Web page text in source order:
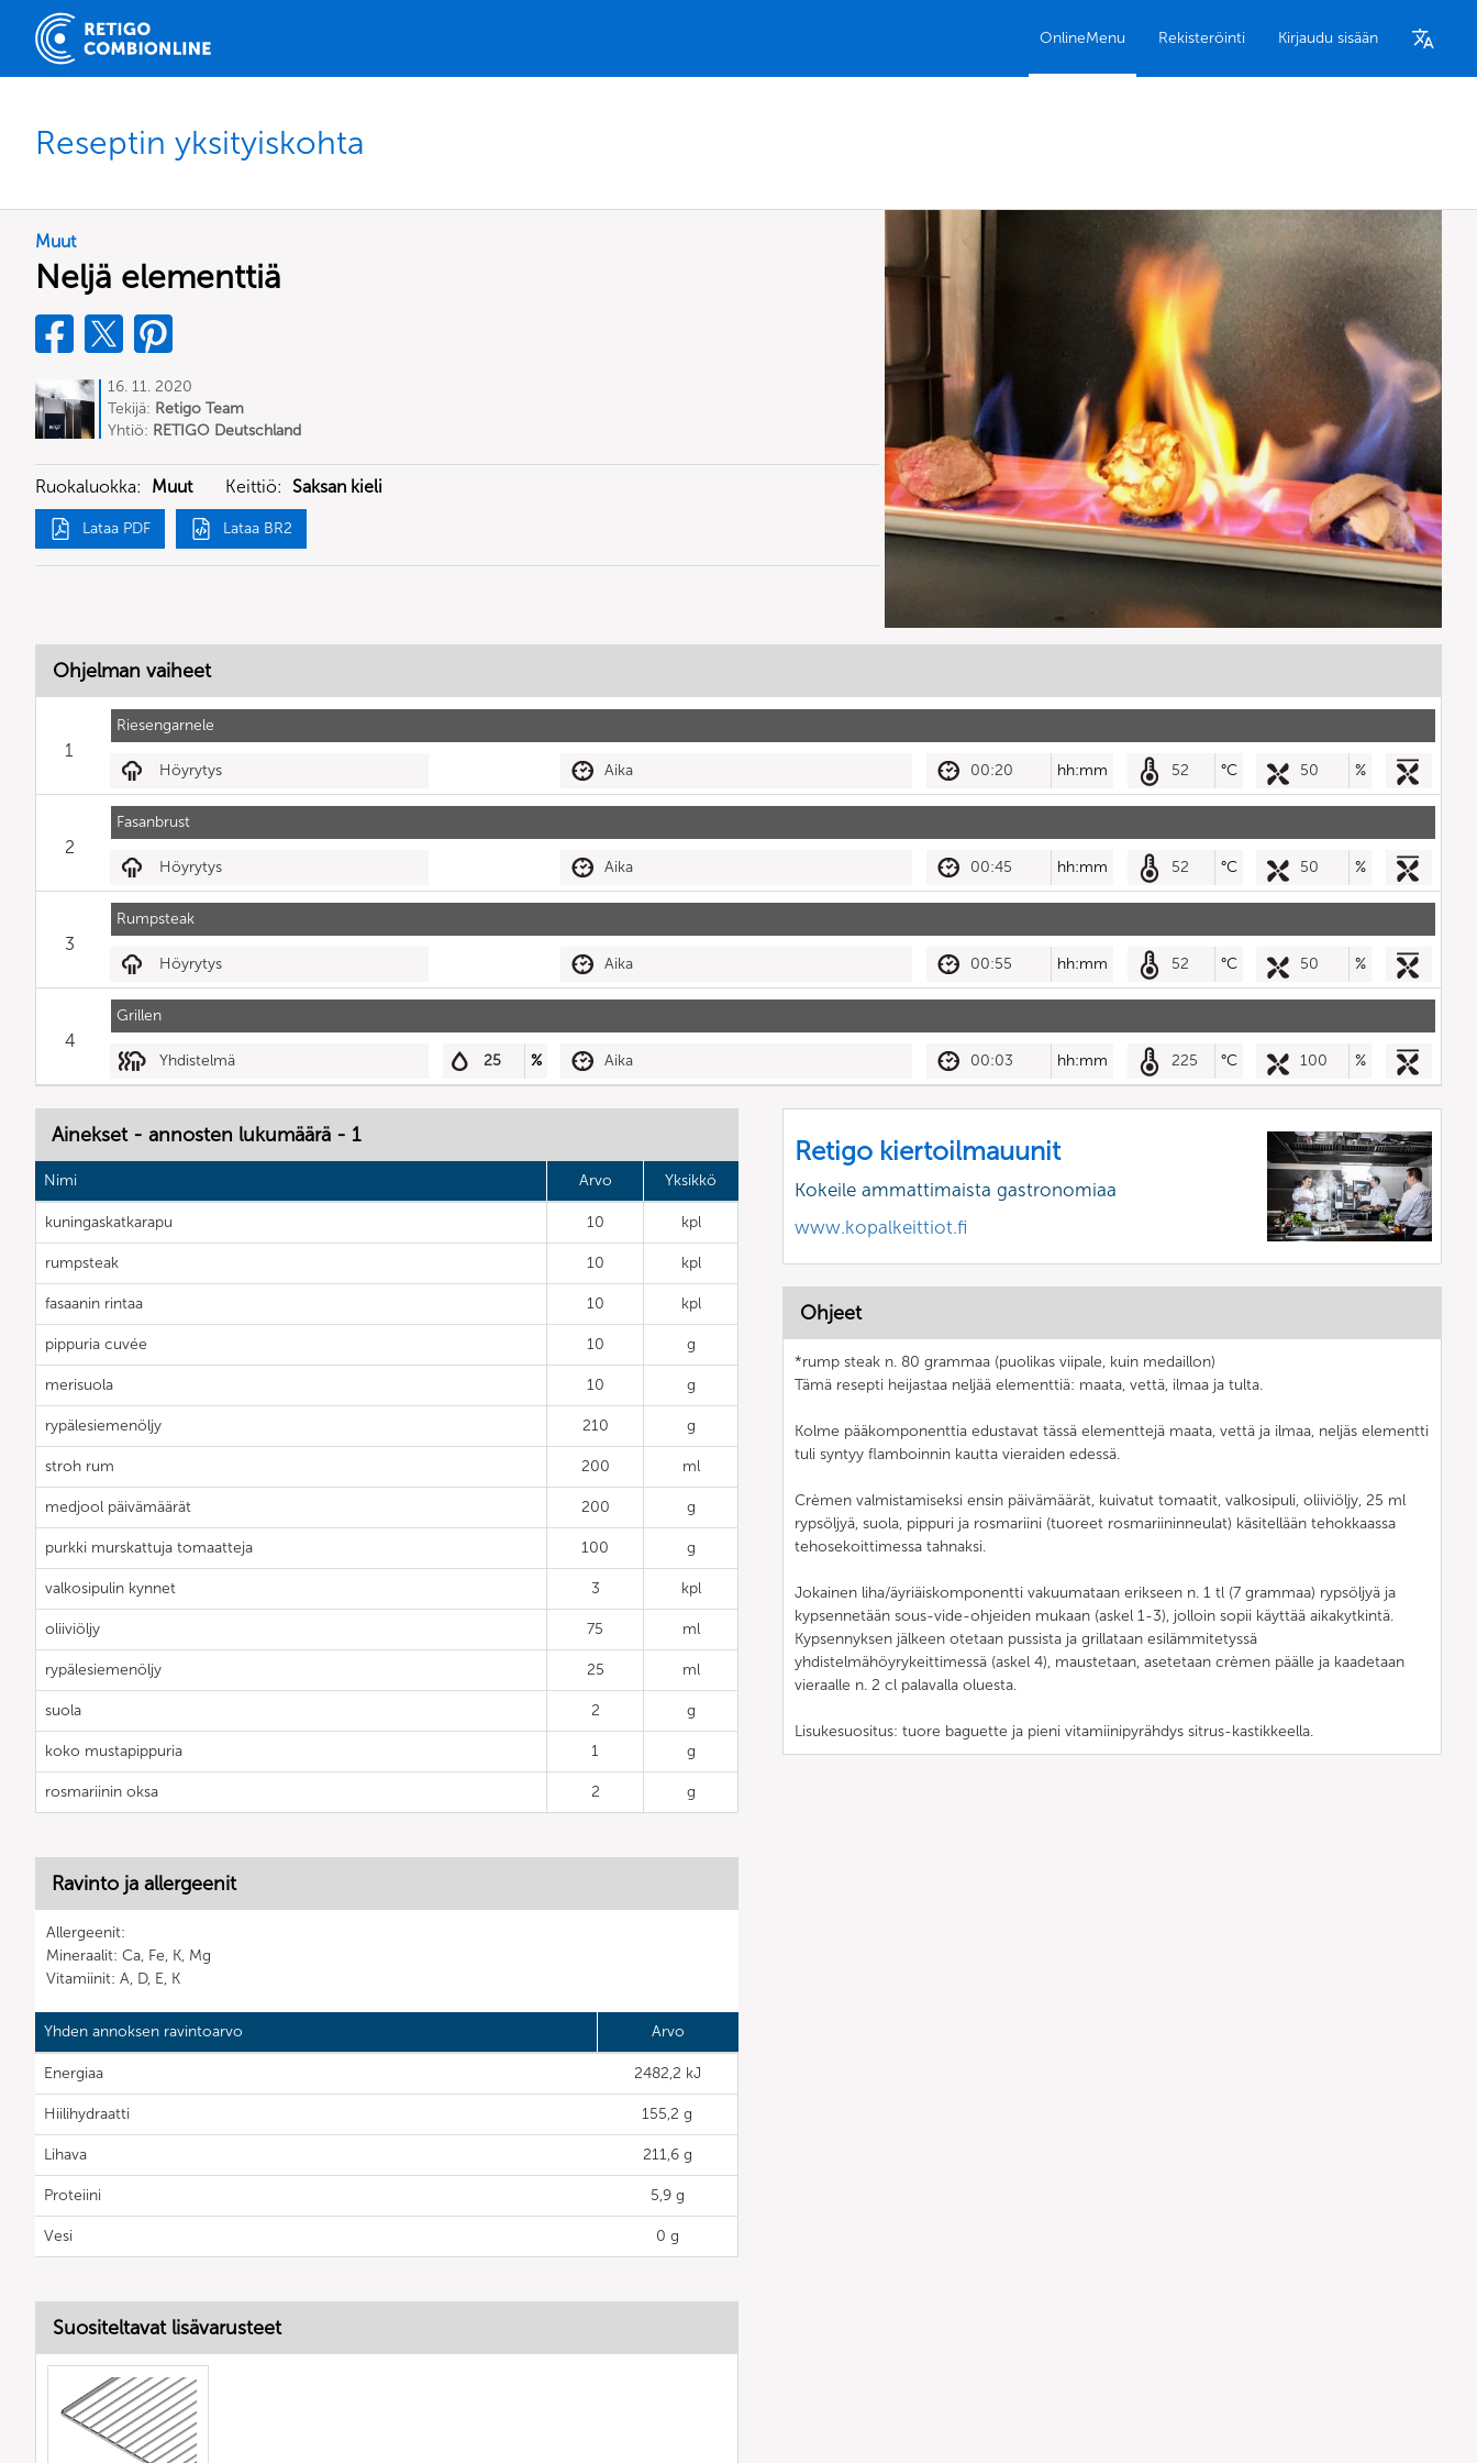
OnlineMenu Rekisteröinti Kirjaudu sisään
Reseptin yksityiskohta
Muut
Neljä elementtiä
16. 11. 2020
Tekijä: Retigo Team
Deutschland
Yhtiö: RETIGO Deutschland
Ruokaluokka: Muut Keittiö: Saksan kieli
Lataa PDF Lataa BR2
Ohjelman vaiheet
Riesengarnele
1
Höyrytys Aika 00:20 hh:mm 52 °C 50 %
Fasanbrust
2
Höyrytys Aika 00:45 hh:mm 52 °C 50 %
Rumpsteak
3
Höyrytys Aika 00:55 hh:mm 52 °C 50 %
Grillen
4
Yhdistelmä 25 % Aika 00:03 hh:mm 225 °C 100 %
Ainekset - annosten lukumäärä - 1
Nimi Arvo Yksikkö
kuningaskatkarapu 10 kpl
rumpsteak 10 kpl
fasaanin rintaa 10 kpl
pippuria cuvée 10 g
merisuola 10 g
rypälesiemenöljy 210 g
stroh rum 200 ml
medjool päivämäärät 200 g
purkki murskattuja tomaatteja 100 g
valkosipulin kynnet 3 kpl
oliiviöljy 75 ml
rypälesiemenöljy 25 ml
suola 2 g
koko mustapippuria 1 g
rosmariinin oksa 2 g
Ravinto ja allergeenit
Allergeenit:
Mineraalit: Ca, Fe, K, Mg
Vitamiinit: A, D, E, K
Yhden annoksen ravintoarvo Arvo
Energiaa 2482,2 kJ
Hiilihydraatti 155,2 g
Lihava 211,6 g
Proteiini 5,9 g
Vesi 0 g
Retigo kiertoilmauunit
Kokeile ammattimaista gastronomiaa
www.kopalkeittiot.fi
Ohjeet
*rump steak n. 80 grammaa (puolikas viipale, kuin medaillon)
Tämä resepti heijastaa neljää elementtiä: maata, vettä, ilmaa ja tulta.
Kolme pääkomponenttia edustavat tässä elementtejä maata, vettä ja ilmaa, neljäs elementti
tuli syntyy flamboinnin kautta vieraiden edessä.
Crèmen valmistamiseksi ensin päivämäärät, kuivatut tomaatit, valkosipuli, oliiviöljy, 25 ml
rypsöljyä, suola, pippuri ja rosmariini (tuoreet rosmariininneulat) käsitellään tehokkaassa
tehosekoittimessa tahnaksi.
Jokainen liha/äyriäiskomponentti vakuumataan erikseen n. 1 tl (7 grammaa) rypsöljyä ja
kypsennetään sous-vide-ohjeiden mukaan (askel 1-3), jolloin sopii käyttää aikakytkintä.
Kypsennyksen jälkeen otetaan pussista ja grillataan esilämmitetyssä
yhdistelmähöyrykeittimessä (askel 4), maustetaan, asetetaan crèmen päälle ja kaadetaan
vieraalle n. 2 cl palavalla oluesta.
Lisukesuositus: tuore baguette ja pieni vitamiinipyrähdys sitrus-kastikkeella.
Suositeltavat lisävarusteet